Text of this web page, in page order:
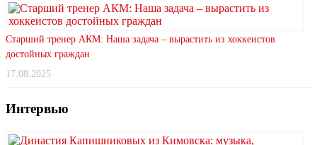
Старший тренер АКМ: Наша задача – вырастить из хоккеистов
достойных граждан
17.08.2025
Интервью